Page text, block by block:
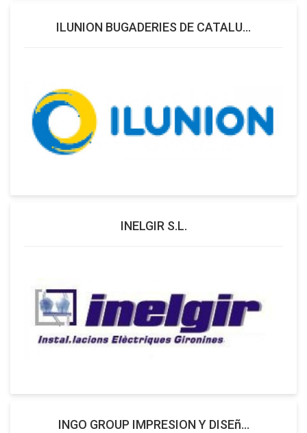
ILUNION BUGADERIES DE CATALU...
INELGIR S.L.
INGO GROUP IMPRESION Y DISEñ...